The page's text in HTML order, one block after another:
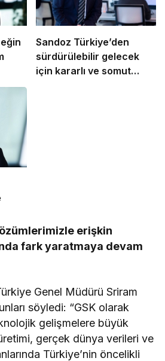
Sandoz Türkiye’den
sürdürülebilir gelecek
için kararlı ve somut
erişkin
fark yaratmaya devam
Genel Müdürü Sriram
söyledi: “GSK olarak
gelişmelere büyük
gerçek dünya verileri ve
Türkiye’nin öncelikli